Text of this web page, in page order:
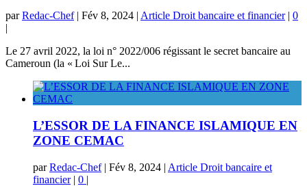
parRedac-Chef| Fév 8, 2024 | Article Droit bancaire et financier| 0
|
Le 27 avril 2022, la loi n° 2022/006 régissant le secret bancaire au
Cameroun (la « Loi Sur Le...
L’ESSOR DE LA FINANCE ISLAMIQUE EN
ZONE CEMAC
parRedac-Chef| Fév 8, 2024 | Article Droit bancaire et
financier| 0 |